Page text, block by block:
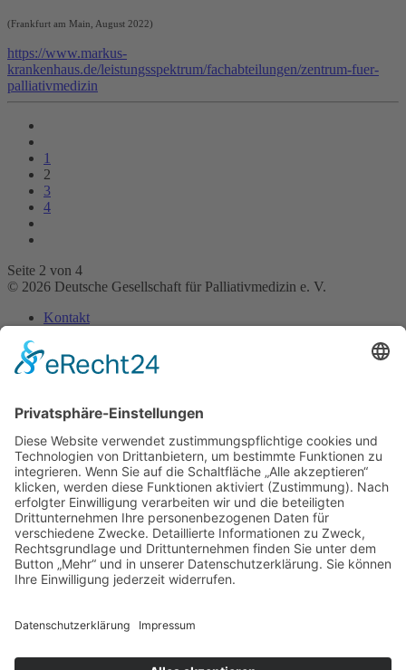
(Frankfurt am Main, August 2022)
https://www.markus-
krankenhaus.de/leistungsspektrum/fachabteilungen/zentrum-fuer-
palliativmedizin
1
2
3
4
Seite 2 von 4
© 2026 Deutsche Gesellschaft für Palliativmedizin e. V.
Kontakt
Datenschutz­erklärung
Bereiche
Pharmazie
Pflege
Psychologie
Seelsorge
Soziale Arbeit
Rechtsberufe
Physio-, Ergotherapie & Logopädie
Künstlerische Therapien
Ernährung
Materialien
Poster zum Download